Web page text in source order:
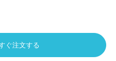
ぐ注文する